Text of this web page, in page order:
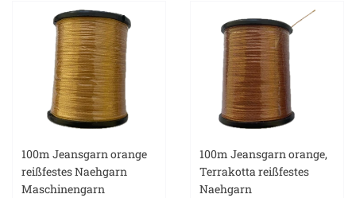
100m Jeansgarn orange
reißfestes Naehgarn
Maschinengarn
100m Jeansgarn orange,
Terrakotta reißfestes
Naehgarn